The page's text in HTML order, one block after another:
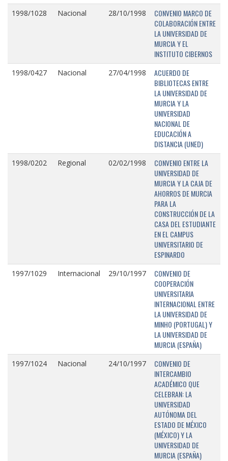
1998/1028 Nacional 28/10/1998
CONVENIO MARCO DE
COLABORACIÓN ENTRE
LA UNIVERSIDAD DE
MURCIA Y EL
INSTITUTO CIBERNOS
1998/0427 Nacional 27/04/1998
ACUERDO DE
BIBLIOTECAS ENTRE
LA UNIVERSIDAD DE
MURCIA Y LA
UNIVERSIDAD
NACIONAL DE
EDUCACIÓN A
DISTANCIA (UNED)
1998/0202 Regional 02/02/1998
CONVENIO ENTRE LA
UNIVERSIDAD DE
MURCIA Y LA CAJA DE
AHORROS DE MURCIA
PARA LA
CONSTRUCCIÓN DE LA
CASA DEL ESTUDIANTE
EN EL CAMPUS
UNIVERSITARIO DE
ESPINARDO
1997/1029 Internacional 29/10/1997
CONVENIO DE
COOPERACIÓN
UNIVERSITARIA
INTERNACIONAL ENTRE
LA UNIVERSIDAD DE
MINHO (PORTUGAL) Y
LA UNIVERSIDAD DE
MURCIA (ESPAÑA)
1997/1024 Nacional 24/10/1997
CONVENIO DE
INTERCAMBIO
ACADÉMICO QUE
CELEBRAN: LA
UNIVERSIDAD
AUTÓNOMA DEL
ESTADO DE MÉXICO
(MÉXICO) Y LA
UNIVERSIDAD DE
MURCIA (ESPAÑA)